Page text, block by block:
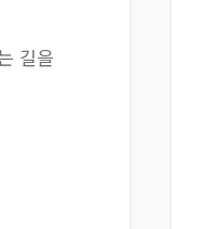
길을